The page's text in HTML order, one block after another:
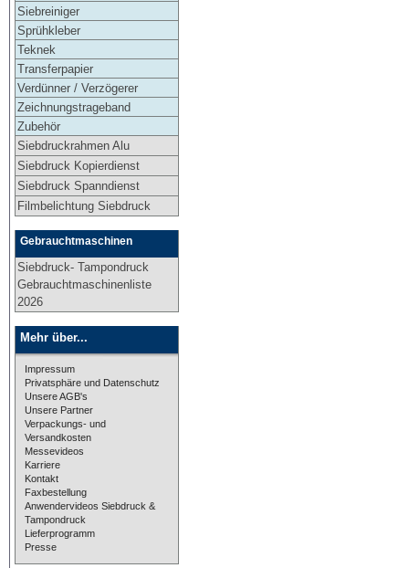
Siebreiniger
Sprühkleber
Teknek
Transferpapier
Verdünner / Verzögerer
Zeichnungstrageband
Zubehör
Siebdruckrahmen Alu
Siebdruck Kopierdienst
Siebdruck Spanndienst
Filmbelichtung Siebdruck
Gebrauchtmaschinen
Siebdruck- Tampondruck
Gebrauchtmaschinenliste
2026
Mehr über...
Impressum
Privatsphäre und Datenschutz
Unsere AGB's
Unsere Partner
Verpackungs- und
Versandkosten
Messevideos
Karriere
Kontakt
Faxbestellung
Anwendervideos Siebdruck &
Tampondruck
Lieferprogramm
Presse